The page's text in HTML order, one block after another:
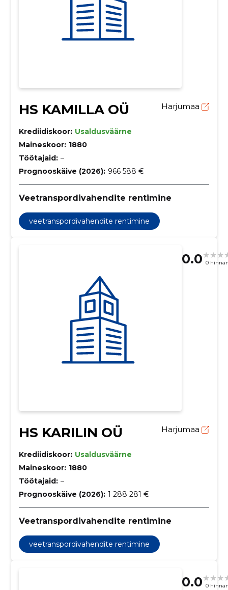
HS KAMILLA OÜ Harjumaa
Krediidiskoor: Usaldusväärne
Maineskoor: 1880
Töötajaid: –
Prognooskäive (2026): 966 588 €
Veetranspordivahendite rentimine
veetranspordivahendite rentimine
0.0 0
HS KARILIN OÜ Harjumaa
Krediidiskoor: Usaldusväärne
Maineskoor: 1880
Töötajaid: –
Prognooskäive (2026): 1 288 281 €
Veetranspordivahendite rentimine
veetranspordivahendite rentimine
0.0 0